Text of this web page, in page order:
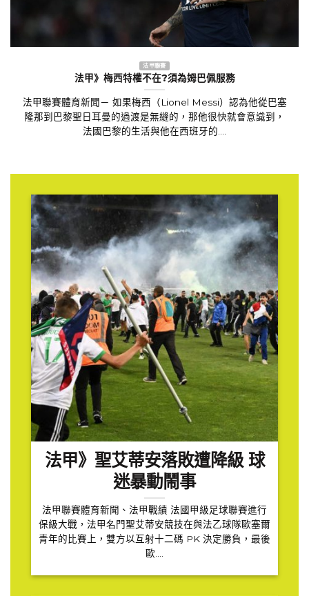
法甲聯賽
法甲》梅西特權不在?須為姆巴佩服務
法甲聯賽體育新聞－ 如果梅西（Lionel Messi）認為他從巴塞
隆那到巴黎聖日耳曼的過渡是無縫的，那他很快就會意識到，
法國巴黎的生活與他在西班牙的....
法甲》聖艾蒂安落敗遭降級 球
迷暴動鬧事
法甲聯賽體育新聞、法甲戰績 法國甲級足球聯賽進行
保級大戰，法甲名門聖艾蒂安競技在與法乙球隊歐塞爾
青年的比賽上，雙方以互射十二碼 PK 決定勝負，最後
歐....